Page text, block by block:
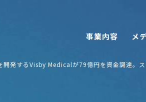
事業内容 メ
開発するVisby Medicalが79億円を資金調達。